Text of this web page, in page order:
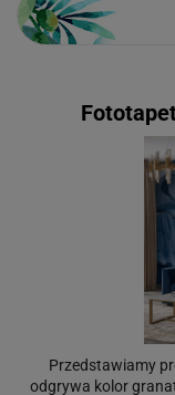
Przedstawiamy
odgrywa kolor